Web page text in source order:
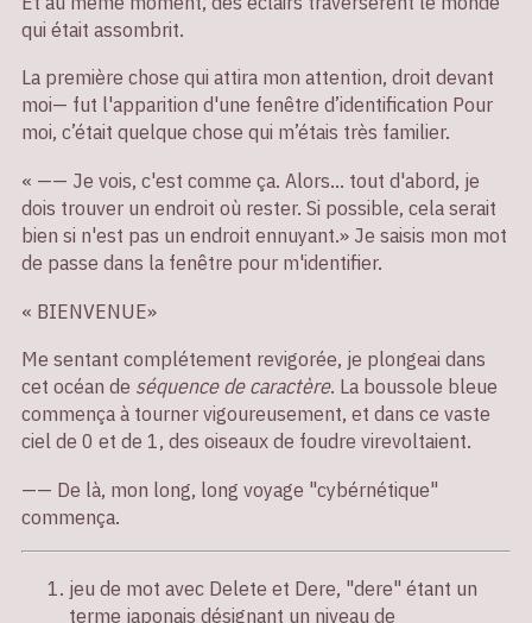
qui était assombrit.
La première chose qui attira mon attention, droit devant
moi— fut l'apparition d'une fenêtre d’identification Pour
moi, c’était quelque chose qui m’étais très familier.
« —— Je vois, c'est comme ça. Alors... tout d'abord, je
dois trouver un endroit où rester. Si possible, cela serait
bien si n'est pas un endroit ennuyant.» Je saisis mon mot
de passe dans la fenêtre pour m'identifier.
« BIENVENUE»
Me sentant complétement revigorée, je plongeai dans
cet océan de séquence de caractère. La boussole bleue
commença à tourner vigoureusement, et dans ce vaste
ciel de 0 et de 1, des oiseaux de foudre virevoltaient.
—— De là, mon long, long voyage "cybérnétique"
commença.
jeu de mot avec Delete et Dere, "dere" étant un
terme japonais désignant un niveau de